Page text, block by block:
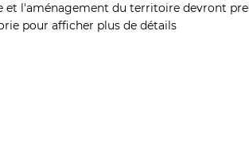
l'aménagement du territoire devront
pour afficher plus de détails